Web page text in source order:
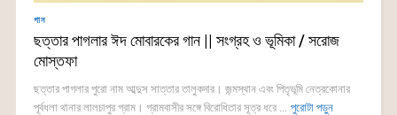
গান
ছত্তার পাগলার ঈদ মোবারকের গান || সংগ্রহ ও ভূমিকা / সরোজ
মোস্তফা
ছত্তার পাগলার পুরো নাম আব্দুস সাত্তার তালুকদার। জন্মস্থান এবং পিতৃভূমি নেত্রকোনার
পূর্বধলা থানার লালচাপুর গ্রাম। গ্রামবাসীর সঙ্গে বিরোধিতার সূত্র ধরে ... পুরোটা পড়ুন